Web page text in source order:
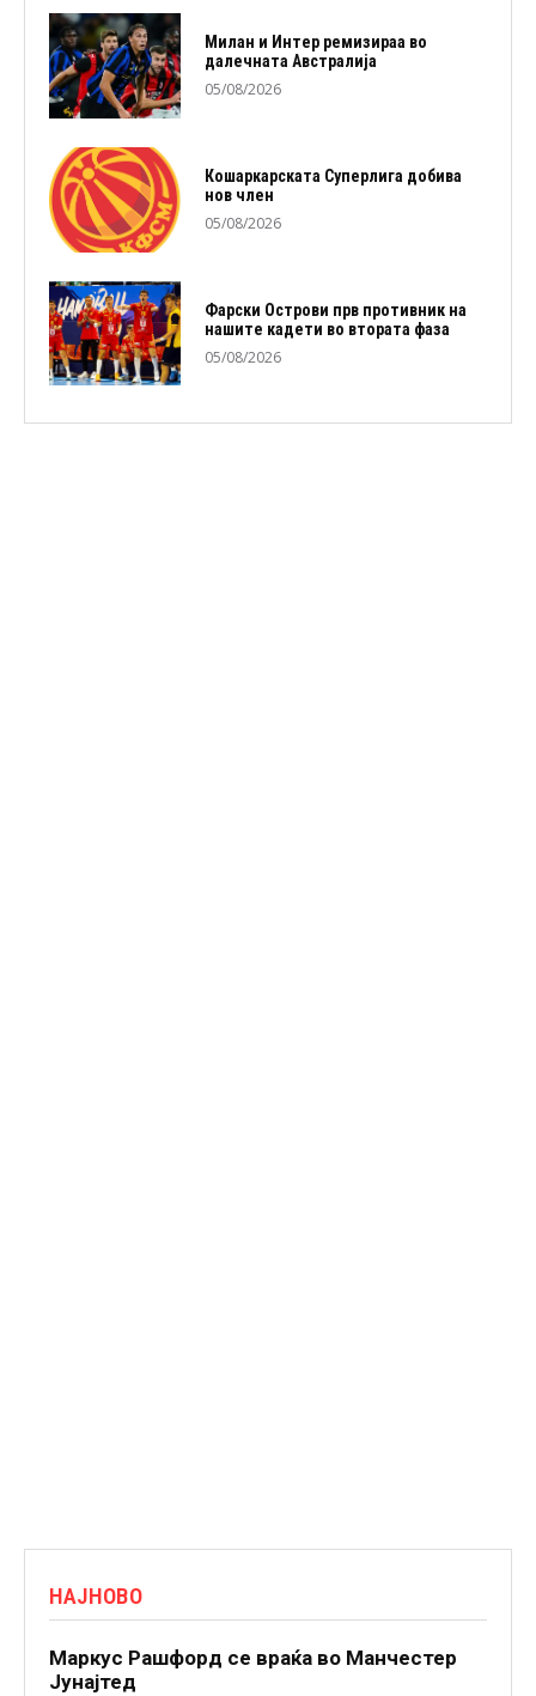
Милан и Интер ремизираа во
далечната Австралија
05/08/2026
Кошаркарската Суперлига добива
нов член
05/08/2026
Фарски Острови прв противник на
нашите кадети во втората фаза
05/08/2026
НАЈНОВО
Маркус Рашфорд се враќа во Манчестер
Јунајтед